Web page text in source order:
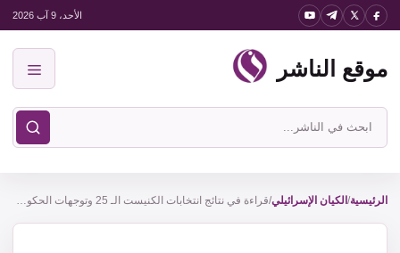
انتقل
المحتوى
الأحد، 9 آب 2026
موقع الناشر
ابحث
في
الناشر
الرئيسية/ الكيان الإسرائيلي/ قراءة في نتائج انتخابات الكنيست الـ 25 وتوجهات الحكومة القادمة